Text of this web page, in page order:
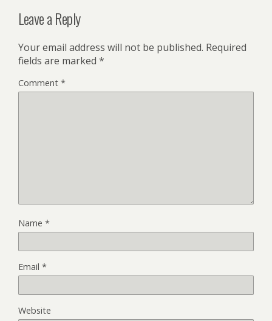
Leave a Reply
Your email address will not be published. Required
fields are marked *
Comment *
Name *
Email *
Website